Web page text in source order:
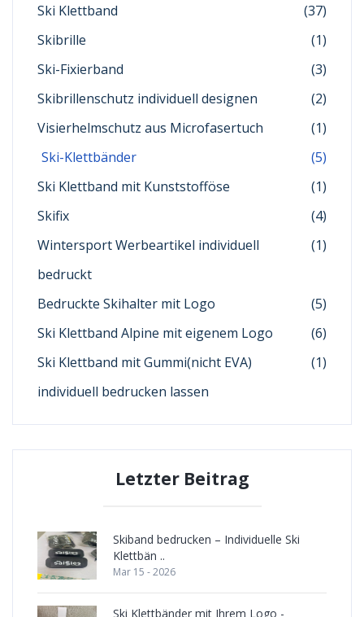
Ski Klettband
(37)
Skibrille
(1)
Ski-Fixierband
(3)
Skibrillenschutz individuell designen
(2)
Visierhelmschutz aus Microfasertuch
(1)
Ski-Klettbänder
(5)
Ski Klettband mit Kunststofföse
(1)
Skifix
(4)
Wintersport Werbeartikel individuell
bedruckt
(1)
Bedruckte Skihalter mit Logo
(5)
Ski Klettband Alpine mit eigenem Logo
(6)
Ski Klettband mit Gummi(nicht EVA)
individuell bedrucken lassen
(1)
Letzter Beitrag
Skiband bedrucken – Individuelle Ski
Klettbän ..
Mar 15 - 2026
Ski Klettbänder mit Ihrem Logo -